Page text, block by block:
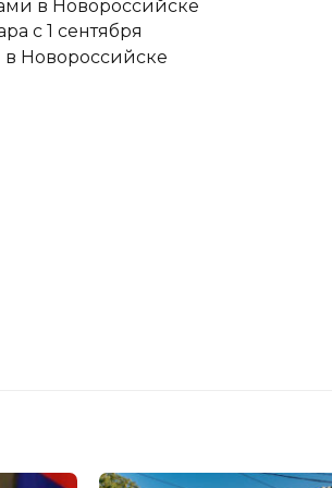
в Новороссийске
с 1 сентября
в Новороссийске